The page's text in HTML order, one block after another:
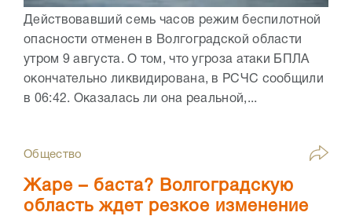
Действовавший семь часов режим беспилотной
опасности отменен в Волгоградской области
утром 9 августа. О том, что угроза атаки БПЛА
окончательно ликвидирована, в РСЧС сообщили
в 06:42. Оказалась ли она реальной,...
Общество
Жаре – баста? Волгоградскую
область ждет резкое изменение